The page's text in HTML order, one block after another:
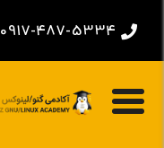
0917-487-5334